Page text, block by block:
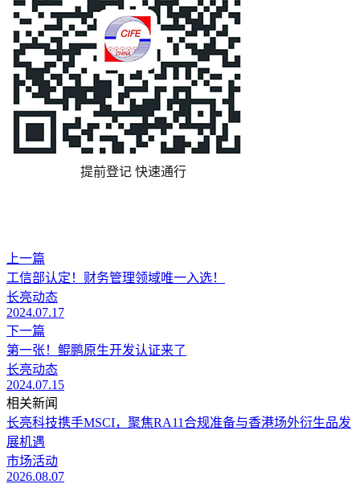
提前登记 快速通行
上一篇
工信部认定！财务管理领域唯一入选！
长亮动态
2024.07.17
下一篇
第一张！鲲鹏原生开发认证来了
长亮动态
2024.07.15
相关新闻
长亮科技携手MSCI，聚焦RA11合规准备与香港场外衍生品发
展机遇
市场活动
2026.08.07